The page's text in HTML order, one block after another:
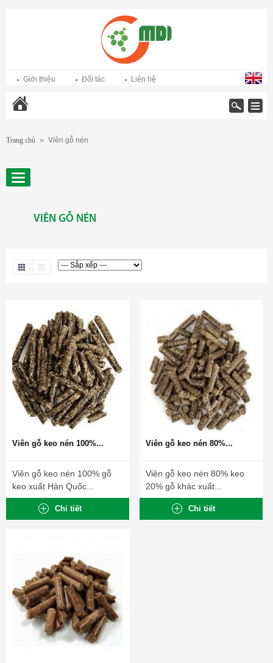
Giới thiệu Đối tác Liên hệ
Trang chủ > Viên gỗ nén
VIÊN GỖ NÉN
Viên gỗ keo nén 100%...
Viên gỗ keo nén 100% gỗ
keo xuất Hàn Quốc...
Chi tiết
Viên gỗ keo nén 80%...
Viên gỗ keo nén 80% keo
20% gỗ khác xuất...
Chi tiết